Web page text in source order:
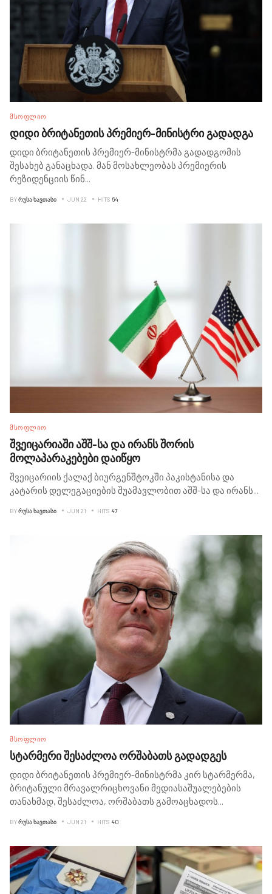
ᲛᲡᲝᲤᲚᲘᲝ
დიდი ბრიტანეთის პრემიერ-მინისტრი გადადგა
დიდი ბრიტანეთის პრემიერ-მინისტრმა გადადგომის
შესახებ განაცხადა. მან მოსახლეობას პრემიერის
რეზიდენციის წინ...
BYᲠᲣᲡᲐ ᲮᲐᲕᲗᲐᲡᲘ JUN 22 HITS 64
ᲛᲡᲝᲤᲚᲘᲝ
შვეიცარიაში აშშ-სა და ირანს შორის
მოლაპარაკებები დაიწყო
შვეიცარიის ქალაქ ბიურგენშტოკში პაკისტანისა და
კატარის დელეგაციების შუამავლობით აშშ-სა და ირანს...
BYᲠᲣᲡᲐ ᲮᲐᲕᲗᲐᲡᲘ JUN 21 HITS 47
ᲛᲡᲝᲤᲚᲘᲝ
სტარმერი შესაძლოა ორშაბათს გადადგეს
დიდი ბრიტანეთის პრემიერ-მინისტრმა კირ სტარმერმა,
ბრიტანული მრავალრიცხოვანი მედიასაშუალებების
თანახმად, შესაძლოა, ორშაბათს გამოაცხადოს...
BYᲠᲣᲡᲐ ᲮᲐᲕᲗᲐᲡᲘ JUN 21 HITS 40